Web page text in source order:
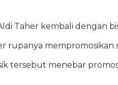
Taher kembali dengan
rupanya mempromosikan
tersebut menebar